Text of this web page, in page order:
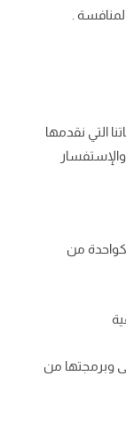
.
التي نقدمها
من
وبرمجتها من